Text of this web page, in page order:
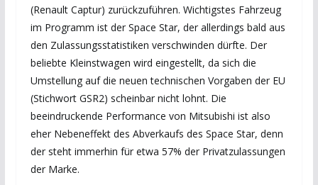
(Renault Captur) zurückzuführen. Wichtigstes Fahrzeug
im Programm ist der Space Star, der allerdings bald aus
den Zulassungsstatistiken verschwinden dürfte. Der
beliebte Kleinstwagen wird eingestellt, da sich die
Umstellung auf die neuen technischen Vorgaben der EU
(Stichwort GSR2) scheinbar nicht lohnt. Die
beeindruckende Performance von Mitsubishi ist also
eher Nebeneffekt des Abverkaufs des Space Star, denn
der steht immerhin für etwa 57% der Privatzulassungen
der Marke.